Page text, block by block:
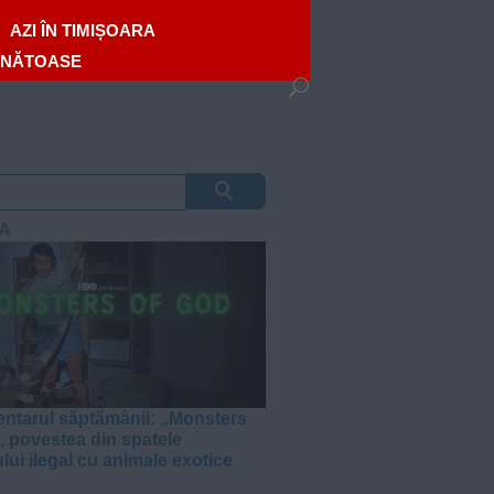
AZI ÎN TIMIȘOARA
săptămânii: „Monsters
povestea din spatele
ilegal cu animale exotice